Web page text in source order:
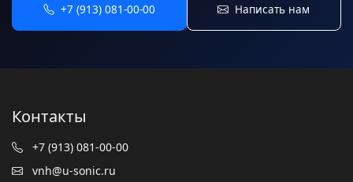
+7 (913) 081-00-00 Написать нам
Контакты
+7 (913) 081-00-00
vnh@u-sonic.ru